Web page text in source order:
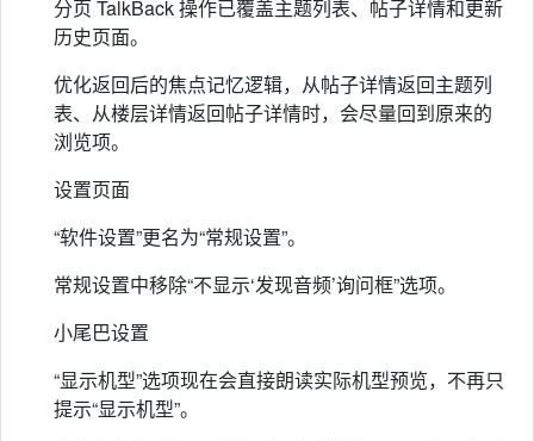
分页 TalkBack 操作已覆盖主题列表、帖子详情和更新
历史页面。
优化返回后的焦点记忆逻辑，从帖子详情返回主题列
表、从楼层详情返回帖子详情时，会尽量回到原来的
浏览项。
设置页面
“软件设置”更名为“常规设置”。
常规设置中移除“不显示‘发现音频’询问框”选项。
小尾巴设置
“显示机型”选项现在会直接朗读实际机型预览，不再只
提示“显示机型”。